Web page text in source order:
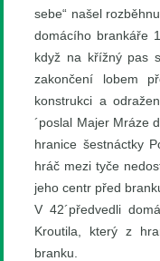
sebe“ našel
domácího brankáře
když na křížný pas
zakončení lobem
konstrukci a
´poslal Majer Mráze
hranice šestnáctky
hráč mezi tyče
jeho centr před
V 42´předvedli
Kroutila, který z
branku.